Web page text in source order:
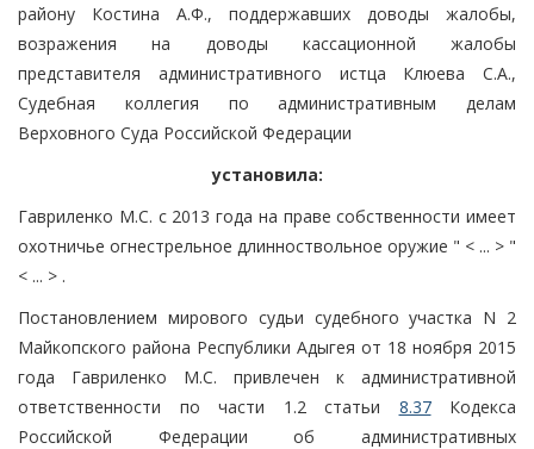
району Костина А.Ф., поддержавших доводы жалобы,
возражения на доводы кассационной жалобы
представителя административного истца Клюева С.А.,
Судебная коллегия по административным делам
Верховного Суда Российской Федерации
установила:
Гавриленко М.С. с 2013 года на праве собственности имеет
охотничье огнестрельное длинноствольное оружие " < ... > "
< ... > .
Постановлением мирового судьи судебного участка N 2
Майкопского района Республики Адыгея от 18 ноября 2015
года Гавриленко М.С. привлечен к административной
ответственности по части 1.2 статьи 8.37Кодекса
Российской Федерации об административных